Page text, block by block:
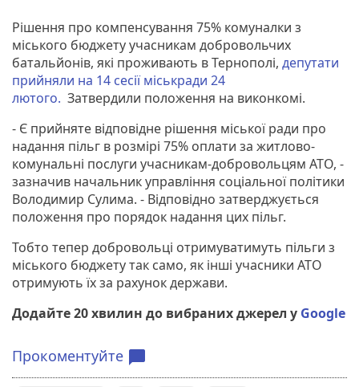
Рішення про компенсування 75% комуналки з
міського бюджету учасникам добровольчих
батальйонів, які проживають в Тернополі, депутати
прийняли на 14 сесії міськради 24
лютого. Затвердили положення на виконкомі.
- Є прийняте відповідне рішення міської ради про
надання пільг в розмірі 75% оплати за житлово-
комунальні послуги учасникам-добровольцям АТО, -
зазначив начальник управління соціальної політики
Володимир Сулима. - Відповідно затверджується
положення про порядок надання цих пільг.
Тобто тепер добровольці отримуватимуть пільги з
міського бюджету так само, як інші учасники АТО
отримують їх за рахунок держави.
Додайте 20 хвилин до вибраних джерел у Google
Прокоментуйте chat_bubble